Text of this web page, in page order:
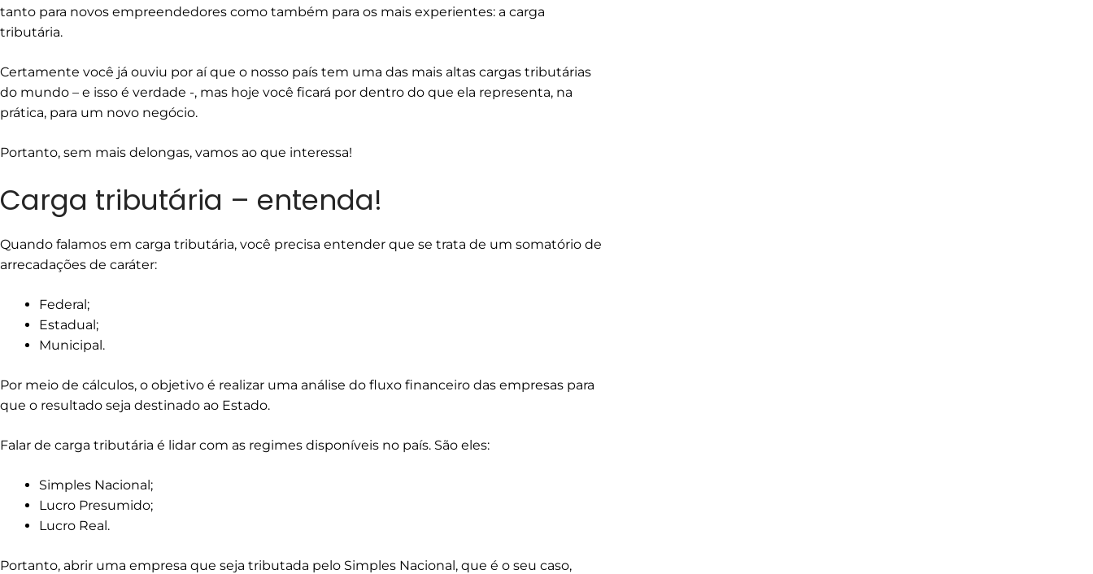
tanto para novos empreendedores como também para os mais experientes: a carga
tributária.
Certamente você já ouviu por aí que o nosso país tem uma das mais altas cargas tributárias
do mundo – e isso é verdade -, mas hoje você ficará por dentro do que ela representa, na
prática, para um novo negócio.
Portanto, sem mais delongas, vamos ao que interessa!
Carga tributária – entenda!
Quando falamos em carga tributária, você precisa entender que se trata de um somatório de
arrecadações de caráter:
Federal;
Estadual;
Municipal.
Por meio de cálculos, o objetivo é realizar uma análise do fluxo financeiro das empresas para
que o resultado seja destinado ao Estado.
Falar de carga tributária é lidar com as regimes disponíveis no país. São eles:
Simples Nacional;
Lucro Presumido;
Lucro Real.
Portanto, abrir uma empresa que seja tributada pelo Simples Nacional, que é o seu caso,